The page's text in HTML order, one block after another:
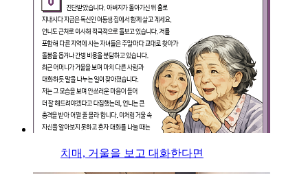
치매, 거울을 보고 대화한다면